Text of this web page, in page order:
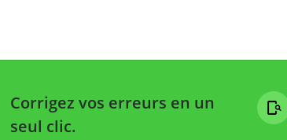
Corrigez vos erreurs en un
seul clic.